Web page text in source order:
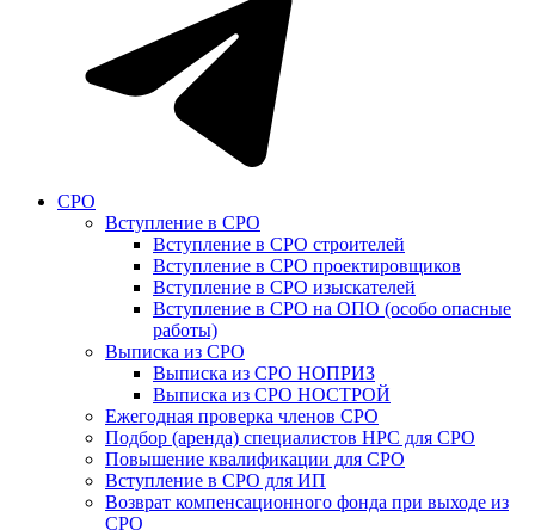
СРО
Вступление в СРО
Вступление в СРО строителей
Вступление в СРО проектировщиков
Вступление в СРО изыскателей
Вступление в СРО на ОПО (особо опасные
работы)
Выписка из СРО
Выписка из СРО НОПРИЗ
Выписка из СРО НОСТРОЙ
Ежегодная проверка членов СРО
Подбор (аренда) специалистов НРС для СРО
Повышение квалификации для СРО
Вступление в СРО для ИП
Возврат компенсационного фонда при выходе из
СРО